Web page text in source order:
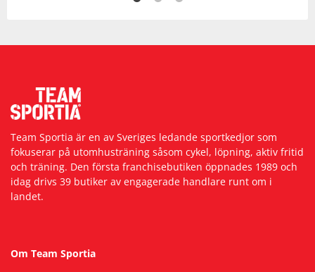
Team Sportia är en av Sveriges ledande sportkedjor som
fokuserar på utomhusträning såsom cykel, löpning, aktiv fritid
och träning. Den första franchisebutiken öppnades 1989 och
idag drivs 39 butiker av engagerade handlare runt om i
landet.
Om Team Sportia